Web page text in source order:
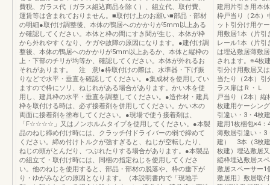
費税、ガラス代（ガラス組込商品を除く）、組立代、取付費、
運賃等は含まれておりません。■取付け上のお願い■部品・部材
の明細●取付け調整後、本体の鴨居へのかかりが5mm以上ある
か確認してください。本体と枠の間にすき間が生じ、本体が枠
から外れやすくなり、ケガや故障の原因になります。●建付け調
整後、本体の鴨居へのかかりが5mm以上あるか、本体と縦枠の
上・下部のチリが均等か、確認してください。本体が外れるお
それがあります。 注 意!●枠取付けの際は、水準器・下げ振
りなどで水平・垂直を確認してください。●集成材を使用してい
ますので枠にソリ、ねじれがある場合があります。かい木を使
用し、建具枠の水平・垂直を調整してください。●造作材・建具
枠を取付ける時は、必ず接着剤を併用してください。かい木の
両面に接着剤を塗布してください。●現場で使う接着剤は、
「F☆☆☆☆」又はノンホルムタイプを使用してください。●本製
品のねじ締め付け時には、クラッチ付ドライバーの弱で締めて
ください。締め付けトルクが強すぎると、ねじが空転したり、
ねじの頭がとんだり、つぶれたりする場合があります。●本製品
の組立て・取付け時には、同梱の指定ねじを使用してくださ
い。他のねじを使用すると、部品・部材の脱落や、枠の垂下が
り・ゆがみなどの原因となります。（本説明書内で「現地手
建用片引き用本
枠戸当り（2本）
ット引分け用ケ
用敷居1本（片引
レール1本（片引
は埋込敷居薄敷
されます。※4枚
引分け用敷居又
当たり（2本）引
ラス扉はＲ・Ｌ
戸当り（2本）
枚建用ケーシン
引違い・3・4枚
建用1枚梱包×4：
薄敷居引違い・
建） 3本（3枚
枚建）埋込敷居
縦枠埋込敷居ス
敷居スペーサー1
敷居用〕敷居取